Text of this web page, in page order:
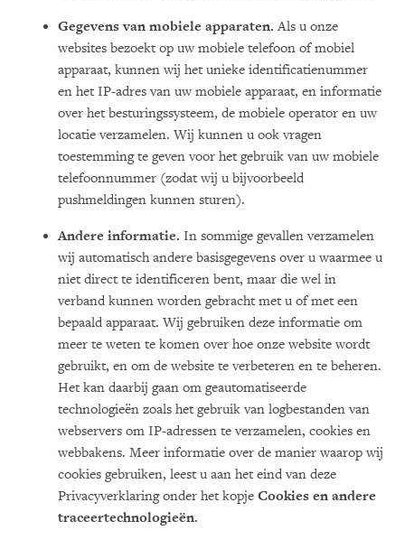
Gegevens van mobiele apparaten.Als u onze
websites bezoekt op uw mobiele telefoon of mobiel
apparaat, kunnen wij het unieke identificatienummer
en het IP-adres van uw mobiele apparaat, en informatie
over het besturingssysteem, de mobiele operator en uw
locatie verzamelen. Wij kunnen u ook vragen
toestemming te geven voor het gebruik van uw mobiele
telefoonnummer (zodat wij u bijvoorbeeld
pushmeldingen kunnen sturen).
Andere informatie. In sommige gevallen verzamelen
wij automatisch andere basisgegevens over u waarmee u
niet direct te identificeren bent, maar die wel in
verband kunnen worden gebracht met u of met een
bepaald apparaat. Wij gebruiken deze informatie om
meer te weten te komen over hoe onze website wordt
gebruikt, en om de website te verbeteren en te beheren.
Het kan daarbij gaan om geautomatiseerde
technologieën zoals het gebruik van logbestanden van
webservers om IP-adressen te verzamelen, cookies en
webbakens. Meer informatie over de manier waarop wij
cookies gebruiken, leest u aan het eind van deze
Privacyverklaring onder het kopje Cookies en andere
traceertechnologieën.